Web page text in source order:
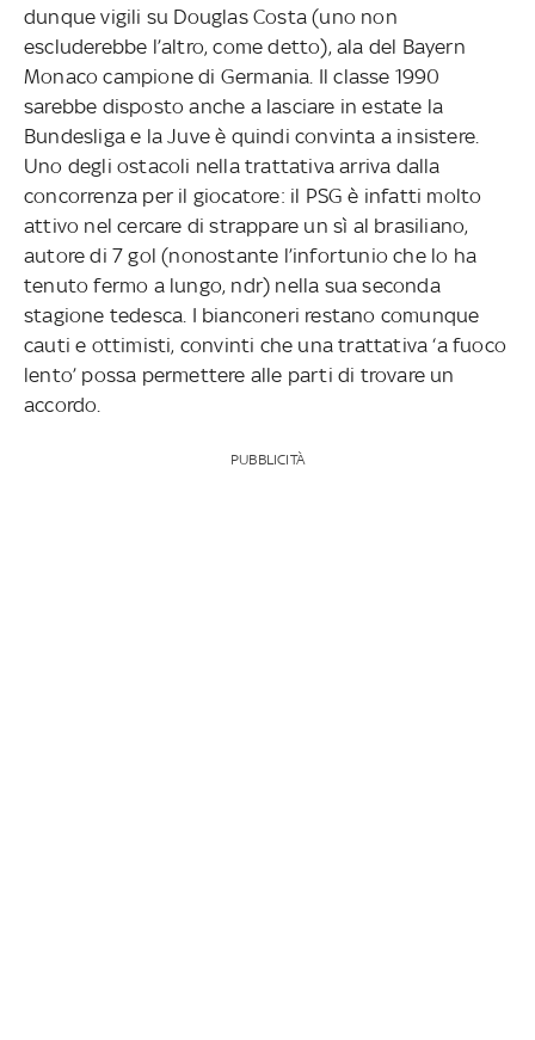
dunque vigili su Douglas Costa (uno non
escluderebbe l’altro, come detto), ala del Bayern
Monaco campione di Germania. Il classe 1990
sarebbe disposto anche a lasciare in estate la
Bundesliga e la Juve è quindi convinta a insistere.
Uno degli ostacoli nella trattativa arriva dalla
concorrenza per il giocatore: il PSG è infatti molto
attivo nel cercare di strappare un sì al brasiliano,
autore di 7 gol (nonostante l’infortunio che lo ha
tenuto fermo a lungo, ndr) nella sua seconda
stagione tedesca. I bianconeri restano comunque
cauti e ottimisti, convinti che una trattativa ‘a fuoco
lento’ possa permettere alle parti di trovare un
accordo.
PUBBLICITÀ